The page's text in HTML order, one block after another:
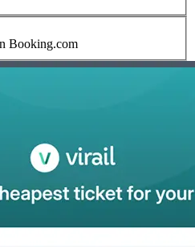
Booking.com